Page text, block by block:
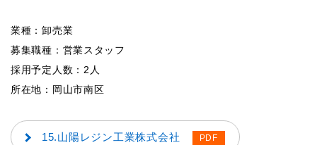
業種：卸売業
募集職種：営業スタッフ
採用予定人数：2人
所在地：岡山市南区
15.山陽レジン工業株式会社